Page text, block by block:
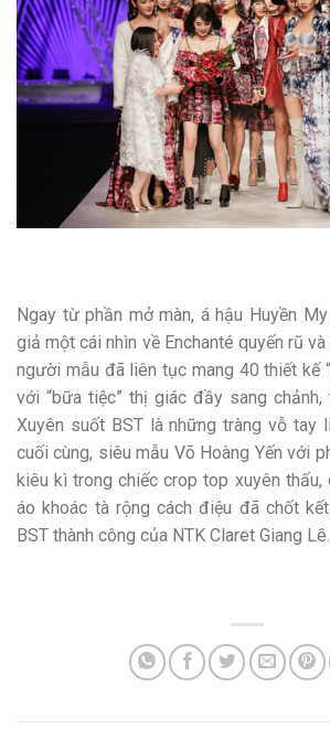
Ngay từ phần mở màn, á hậu Huyền
giả một cái nhìn về Enchanté quyến rũ
người mẫu đã liên tục mang 40 thiết kế
với “bữa tiệc” thị giác đầy sang
Xuyên suốt BST là những tràng vỗ tay
cuối cùng, siêu mẫu Võ Hoàng Yến với
kiêu kì trong chiếc crop top xuyên
áo khoác tà rộng cách điệu đã chốt
BST thành công của NTK Claret Giang Lê.